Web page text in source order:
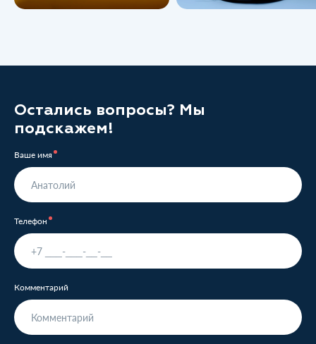
Остались вопросы? Мы
подскажем!
Ваше имя
Телефон
Комментарий